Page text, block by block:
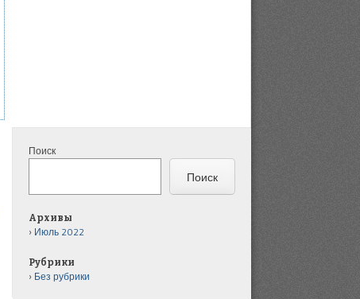
Поиск
Поиск
Архивы
Июль 2022
Рубрики
Без рубрики